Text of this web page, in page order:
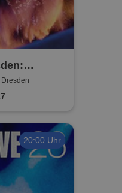
20:00 Uhr